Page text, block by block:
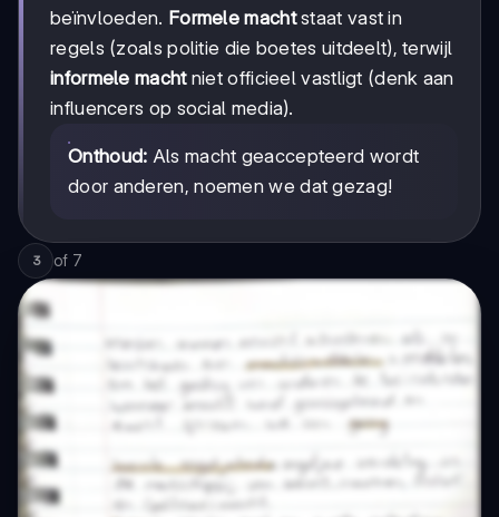
beïnvloeden. Formele machtstaat vast in
regels (zoals politie die boetes uitdeelt), terwijl
informele machtniet officieel vastligt (denk aan
influencers op social media).
Onthoud: Als macht geaccepteerd wordt
door anderen, noemen we dat gezag!
3 of 7